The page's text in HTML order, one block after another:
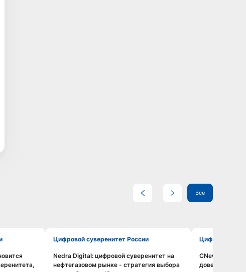
Все
Цифровой суверенитет России
Смотреть видео
Nedra Digital: цифровой суверенитет на
нефтегазовом рынке - стратегия выбора
Цифровой
CNews:
доверенной